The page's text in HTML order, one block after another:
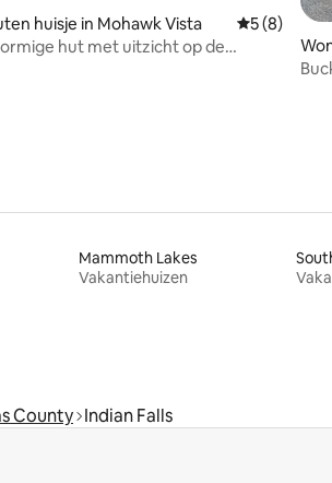
van 4,8 uit 5, 97 recensies
huisje in Mohawk Vista
5 (8)
hut met uitzicht op de
Mammoth Lakes
Vakantiehuizen
County Indian Falls